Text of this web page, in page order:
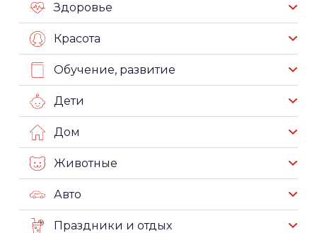
Здоровье
Красота
Обучение, развитие
Дети
Дом
Животные
Авто
Праздники и отдых